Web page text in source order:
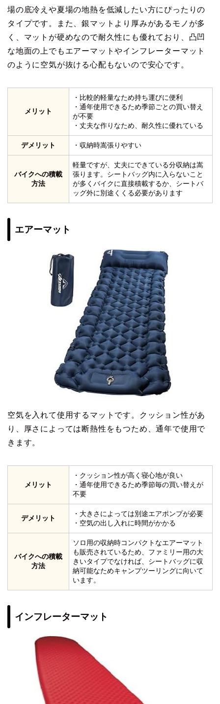
場の底冷えや夏場の地熱を低減したい方にぴったりの
タイプです。また、銀マットより厚みがあるモノが多
く、マットが硬めなので耐久性にも優れており、凸凹
な地面の上でもエアーマットやインフレーターマット
のように空気が抜ける心配もないので安心です。
メリット
・比較的軽量なため持ち運びに便利
・通年使用できるため季節ごとの買い替え
が不要
・丈夫な作りなため、耐久性に優れている
デメリット ・収納時嵩張りやすい
バイクへの積載
方法
軽量ですが、丈夫にできている分収納は嵩
張ります。シートバッグ内に入らないこと
が多くバイクに直接積載するか、シートバ
ッグ外に別途くくる必要があります
エアーマット
空気を入れて使用するマットです。クッション性があ
り、厚さによっては断熱性をもつため、通年で使用で
きます。
メリット
・クッション性が高く寝心地が良い
・通年使用できるため季節毎の買い替えが
不要
デメリット
・大きさによっては別途エアポンプが必要
・空気の出し入れに時間がかかる
バイクへの積載
方法
ソロ用の収納時コンパクトなエアーマット
も販売されているため、ファミリー用の大
きいタイプでなければ、シートバッグに収
納可能なためキャンプツーリングに向いて
います。
インフレーターマット